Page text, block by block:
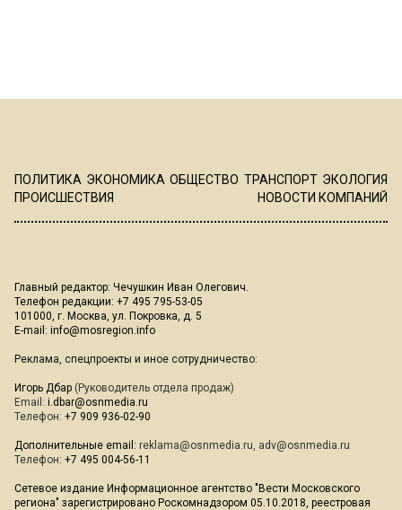
ПОЛИТИКА ЭКОНОМИКА ОБЩЕСТВО ТРАНСПОРТ ЭКОЛОГИЯ
ПРОИСШЕСТВИЯ
НОВОСТИ КОМПАНИЙ
Главный редактор: Чечушкин Иван Олегович.
Телефон редакции: +7 495 795-53-05
101000, г. Москва, ул. Покровка, д. 5
E-mail: info@mosregion.info
Реклама, спецпроекты и иное сотрудничество:
Игорь Дбар (Руководитель отдела продаж)
Email: i.dbar@osnmedia.ru
Телефон: +7 909 936-02-90
Дополнительные email: reklama@osnmedia.ru, adv@osnmedia.ru
Телефон: +7 495 004-56-11
Сетевое издание Информационное агентство "Вести Московского
региона" зарегистрировано Роскомнадзором 05.10.2018, реестровая